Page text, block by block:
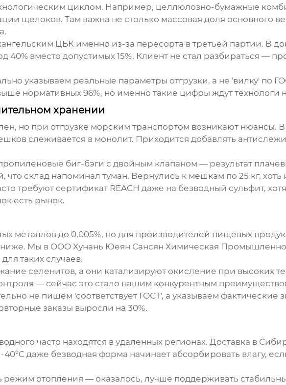
циклом. Например, целлюлозно-бумажные
щелоков. Там важна не столько массовая доля основного
ЦБК именно из-за пересорта в третьей партии. В
40% вместо допустимых 15%. Клиент не стал разбираться —
указываем реальные параметры отгрузки, а не 'вилку' по
нормативных 96%, но именно такие цифры ждут технологи
хранении
но при отгрузке морским транспортом возникают нюансы.
слеживается в монолит. Приходится добавлять
биг-бэги с двойным клапаном — результат
что склад напоминал туман. Вернулись к мешкам по 25 кг,
требуют сертификат REACH даже на безводный сульфит,
есть рынок.
металлов до 0,005%, но для производителей пищевых
Мы в OOO Хунань Юеян Сансян Химическая
таких случаев.
селенитов, а они катализируют окисление при высоких
— сейчас это стало нашим конкурентным
не пишем 'соответствует ГОСТ', а указываем фактические
заказы выросли на 30%.
часто находятся в удаленных регионах. Доставка в
даже безводная форма начинает абсорбировать влагу,
отопления — оказалось, лучше поддерживать